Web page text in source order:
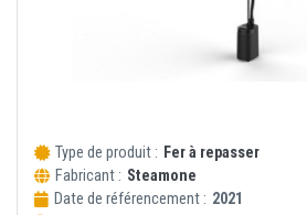
Type de produit : Fer à repasser
Fabricant : Steamone
Date de référencement : 2021